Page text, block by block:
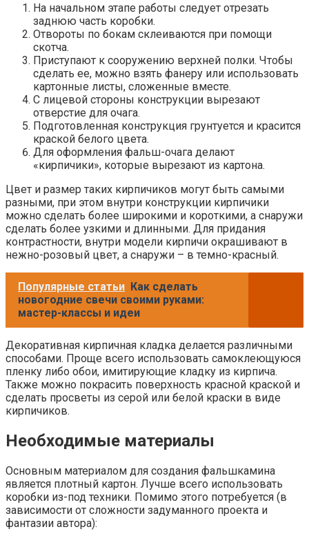
На начальном этапе работы следует отрезать
заднюю часть коробки.
Отвороты по бокам склеиваются при помощи
скотча.
Приступают к сооружению верхней полки. Чтобы
сделать ее, можно взять фанеру или использовать
картонные листы, сложенные вместе.
С лицевой стороны конструкции вырезают
отверстие для очага.
Подготовленная конструкция грунтуется и красится
краской белого цвета.
Для оформления фальш-очага делают
«кирпичики», которые вырезают из картона.
Цвет и размер таких кирпичиков могут быть самыми
разными, при этом внутри конструкции кирпичики
можно сделать более широкими и короткими, а снаружи
сделать более узкими и длинными. Для придания
контрастности, внутри модели кирпичи окрашивают в
нежно-розовый цвет, а снаружи – в темно-красный.
Популярные статьи Как сделать
новогодние свечи своими руками:
мастер-классы и идеи
Декоративная кирпичная кладка делается различными
способами. Проще всего использовать самоклеющуюся
пленку либо обои, имитирующие кладку из кирпича.
Также можно покрасить поверхность красной краской и
сделать просветы из серой или белой краски в виде
кирпичиков.
Необходимые материалы
Основным материалом для создания фальшкамина
является плотный картон. Лучше всего использовать
коробки из-под техники. Помимо этого потребуется (в
зависимости от сложности задуманного проекта и
фантазии автора):